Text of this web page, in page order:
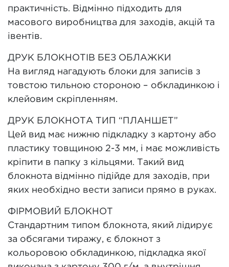
практичність. Відмінно підходить для
масового виробництва для заходів, акцій та
івентів.
ДРУК БЛОКНОТІВ БЕЗ ОБЛАЖКИ
На вигляд нагадують блоки для записів з
товстою тильною стороною – обкладинкою і
клейовим скріпленням.
ДРУК БЛОКНОТА ТИП “ПЛАНШЕТ”
Цей вид має нижню підкладку з картону або
пластику товщиною 2-3 мм, і має можливість
кріпити в папку з кільцями. Такий вид
блокнота відмінно підійде для заходів, при
яких необхідно вести записи прямо в руках.
ФІРМОВИЙ БЛОКНОТ
Стандартним типом блокнота, який лідирує
за обсягами тиражу, є блокнот з
кольоровою обкладинкою, підкладка якої